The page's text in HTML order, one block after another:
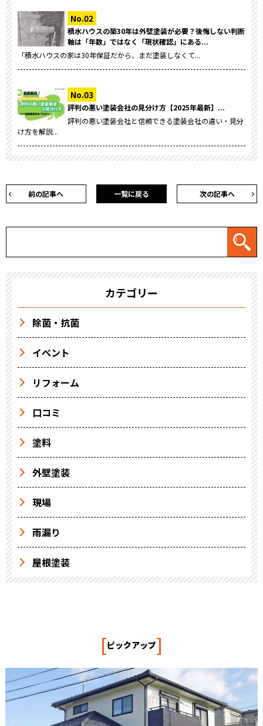
積水ハウスの築30年は外壁塗装が必要？後悔しない判断
軸は「年数」ではなく「現状確認」にある...
「積水ハウスの家は30年保証だから、まだ塗装しなくて...
評判の悪い塗装会社の見分け方【2025年最新】...
評判の悪い塗装会社と信頼できる塗装会社の違い・見分
け方を解説...
前の記事へ 次の記事へ
一覧に戻る
カテゴリー
除菌・抗菌
イベント
リフォーム
口コミ
塗料
外壁塗装
現場
雨漏り
屋根塗装
[ピックアップ]